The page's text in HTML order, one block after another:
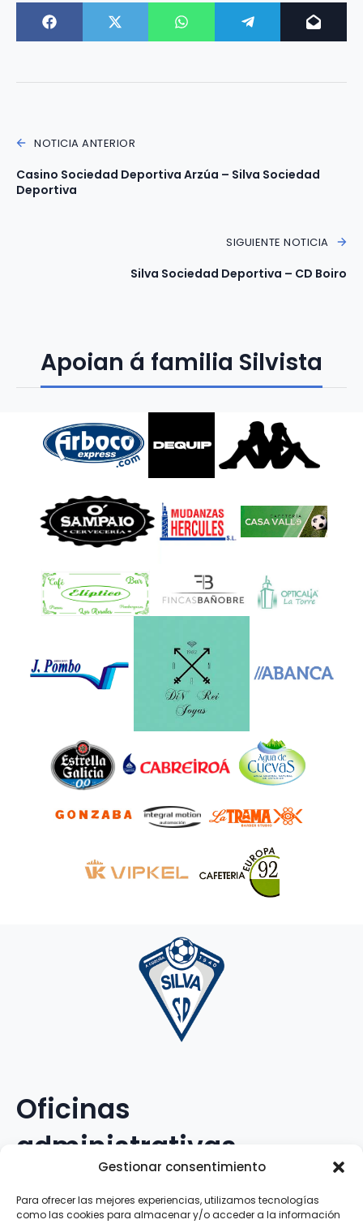
Gestionar consentimiento
Para ofrecer las mejores experiencias, utilizamos tecnologías
como las cookies para almacenar y/o acceder a la información
NOTICIA ANTERIOR
Casino Sociedad Deportiva Arzúa – Silva Sociedad
Deportiva
SIGUIENTE NOTICIA
Silva Sociedad Deportiva – CD Boiro
Apoian á familia Silvista
Oficinas
administrativas
Avenida Galileo Galilei, 12
15.008 · A Coruña · España